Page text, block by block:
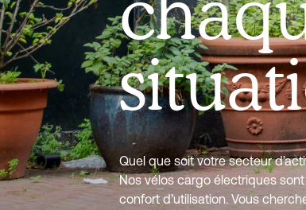
Quel que soit votre secteur
Nos vélos cargo électriques
confort d’utilisation. Vous